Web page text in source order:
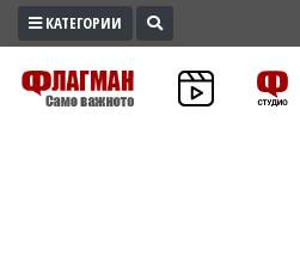
ПРОМО
ЗОНА
КАТЕГОРИИ